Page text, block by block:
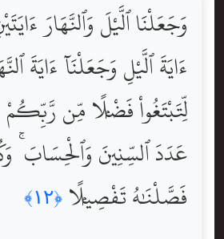
وَجَعَلْنَا ٱلَّيْلَ وَٱلنَّهَارَ
ءَايَةَ ٱلَّيْلِ وَجَعَلْنَآ ءَايَةَ
لِّتَبْتَغُواْ فَضْلًۭا مِّن رَّبِّكُمْ
عَدَدَ ٱلسِّنِينَ وَٱلْحِسَابَ
فَصَّلْنَٰهُ تَفْصِيلًۭا ﴿١٢﴾